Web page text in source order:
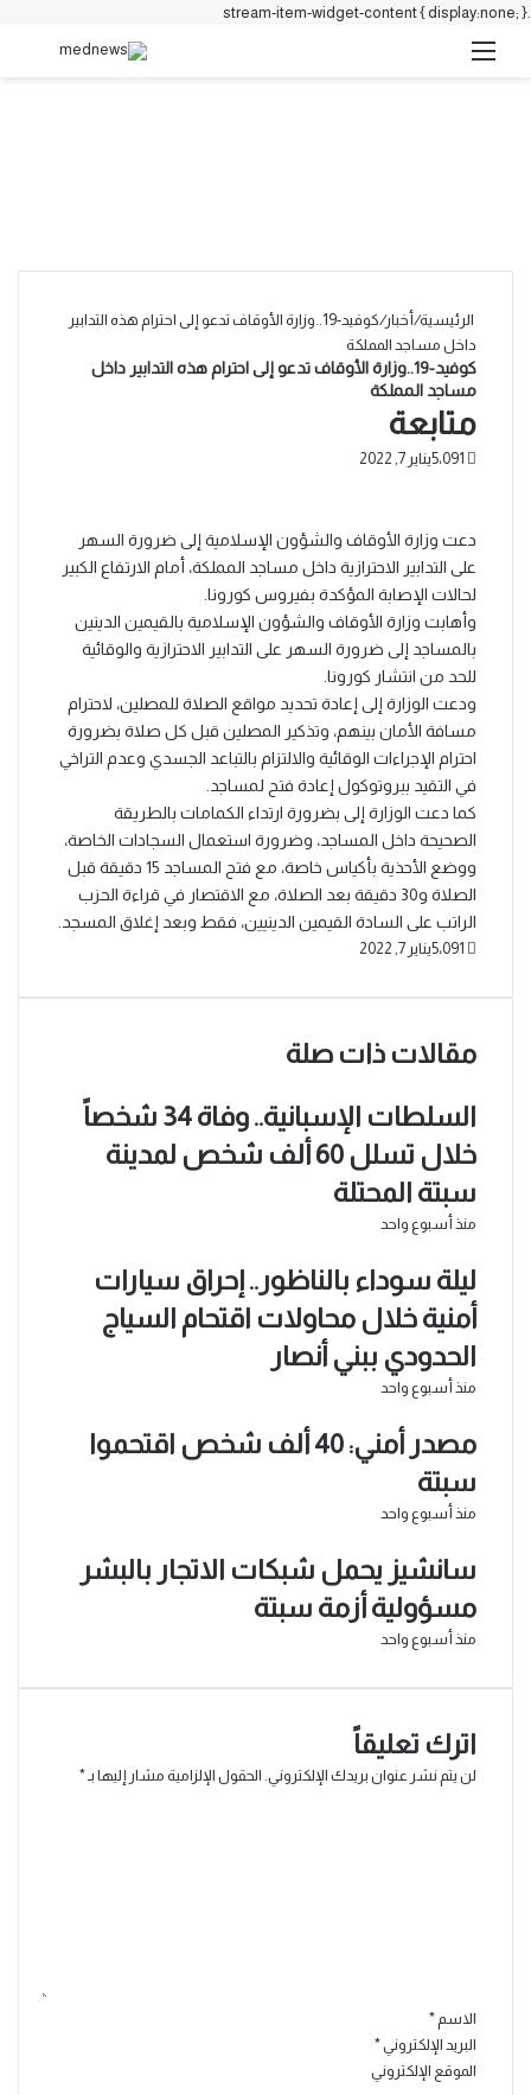
.stream-item-widget-content { display:none; }
القائمة
الرئيسية/أخبار/
كوفيد-19..وزارة الأوقاف تدعو إلى احترام هذه التدابير
داخل مساجد المملكة
كوفيد-19..وزارة الأوقاف تدعو إلى احترام هذه التدابير داخل
مساجد المملكة
متابعة
يناير 7, 2022
دعت وزارة الأوقاف والشؤون الإسلامية إلى ضرورة السهر
على التدابير الاحترازية داخل مساجد المملكة، أمام الارتفاع الكبير
لحالات الإصابة المؤكدة بفيروس كورونا.
وأهابت وزارة الأوقاف والشؤون الإسلامية بالقيمين الدينين
بالمساجد إلى ضرورة السهر على التدابير الاحترازية والوقائية
للحد من انتشار كورونا.
ودعت الوزارة إلى إعادة تحديد مواقع الصلاة للمصلين، لاحترام
مسافة الأمان بينهم، وتذكير المصلين قبل كل صلاة بضرورة
احترام الإجراءات الوقائية والالتزام بالتباعد الجسدي وعدم التراخي
في التقيد ببروتوكول إعادة فتح لمساجد.
كما دعت الوزارة إلى بضرورة ارتداء الكمامات بالطريقة
الصحيحة داخل المساجد، وضرورة استعمال السجادات الخاصة،
ووضع الأحذية بأكياس خاصة، مع فتح المساجد 15 دقيقة قبل
الصلاة و30 دقيقة بعد الصلاة، مع الاقتصار في قراءة الحزب
الراتب على السادة القيمين الدينيين، فقط وبعد إغلاق المسجد.
يناير 7, 2022
مقالات ذات صلة
السلطات الإسبانية.. وفاة 34 شخصاً
خلال تسلل 60 ألف شخص لمدينة
سبتة المحتلة
منذ أسبوع واحد
ليلة سوداء بالناظور.. إحراق سيارات
أمنية خلال محاولات اقتحام السياج
الحدودي ببني أنصار
منذ أسبوع واحد
مصدر أمني: 40 ألف شخص اقتحموا
سبتة
منذ أسبوع واحد
سانشيز يحمل شبكات الاتجار بالبشر
مسؤولية أزمة سبتة
منذ أسبوع واحد
اترك تعليقاً
لن يتم نشر عنوان بريدك الإلكتروني. الحقول الإلزامية مشار إليها بـ*
الاسم *
البريد الإلكتروني*
الموقع الإلكتروني